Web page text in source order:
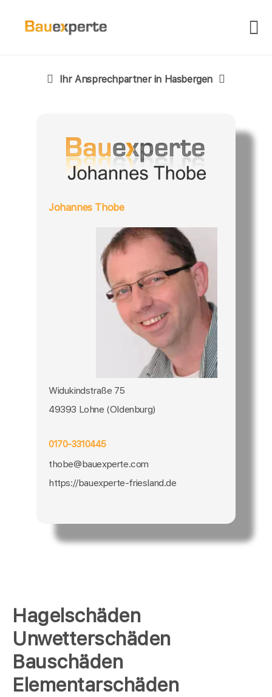
Hagelschäden
Unwetterschäden
Bauschäden
Elementarschäden
Ihr Ansprechpartner in Hasbergen
Johannes Thobe
Widukindstraße 75
49393 Lohne (Oldenburg)
0170-3310445
thobe@bauexperte.com
https://bauexperte-friesland.de